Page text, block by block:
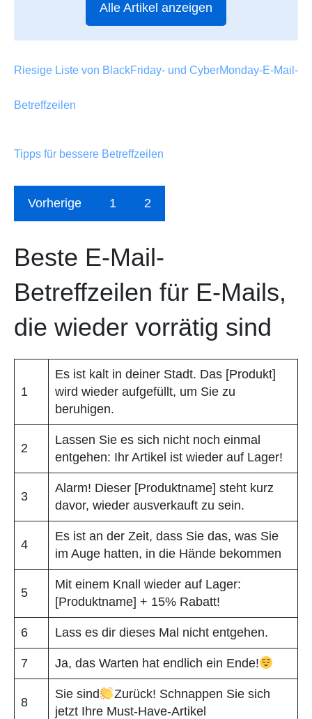
Alle Artikel anzeigen
Riesige Liste von BlackFriday- und CyberMonday-E-Mail-
Betreffzeilen
Tipps für bessere Betreffzeilen
Vorherige 1 2
Beste E-Mail-
Betreffzeilen für E-Mails,
die wieder vorrätig sind
1
Es ist kalt in deiner Stadt. Das [Produkt]
wird wieder aufgefüllt, um Sie zu
beruhigen.
2
Lassen Sie es sich nicht noch einmal
entgehen: Ihr Artikel ist wieder auf Lager!
3
Alarm! Dieser [Produktname] steht kurz
davor, wieder ausverkauft zu sein.
4
Es ist an der Zeit, dass Sie das, was Sie
im Auge hatten, in die Hände bekommen
5
Mit einem Knall wieder auf Lager:
[Produktname] + 15% Rabatt!
6 Lass es dir dieses Mal nicht entgehen.
7 Ja, das Warten hat endlich ein Ende!
8
Sie sind
Zurück! Schnappen Sie sich
jetzt Ihre Must-Have-Artikel